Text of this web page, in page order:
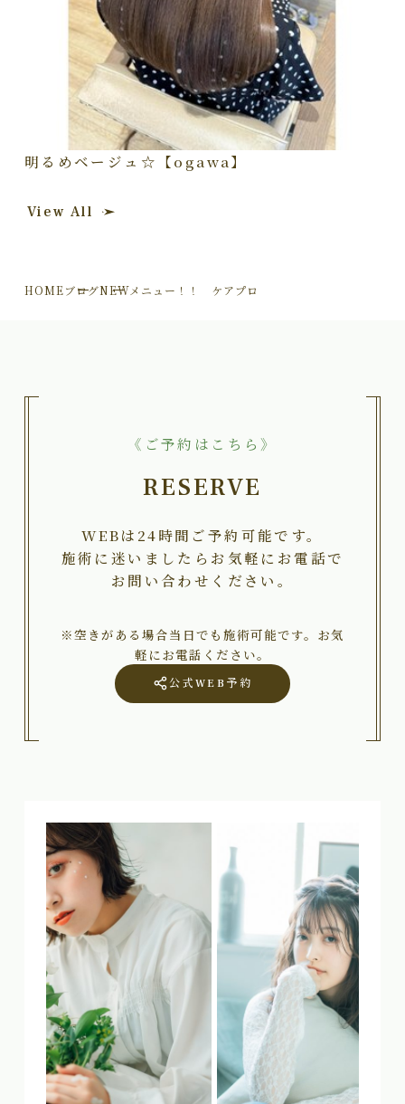
明るめベージュ☆【ogawa】
View All
HOMEブログNEWメニュー！！ ケアプロ
《ご予約はこちら》
RESERVE
WEBは24時間ご予約可能です。
施術に迷いましたらお気軽にお電話で
お問い合わせください。
※空きがある場合当日でも施術可能です。お気
軽にお電話ください。
公式WEB予約